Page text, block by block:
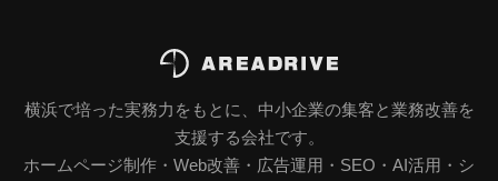
横浜で培った実務力をもとに、中小企業の集客と業務改善を
支援する会社です。
ホームページ制作・Web改善・広告運用・SEO・AI活用・シ